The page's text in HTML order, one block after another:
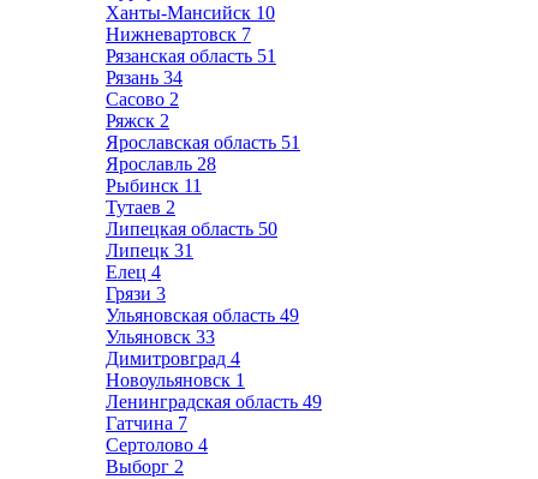
Ханты-Мансийск 10
Нижневартовск 7
Рязанская область 51
Рязань 34
Сасово 2
Ряжск 2
Ярославская область 51
Ярославль 28
Рыбинск 11
Тутаев 2
Липецкая область 50
Липецк 31
Елец 4
Грязи 3
Ульяновская область 49
Ульяновск 33
Димитровград 4
Новоульяновск 1
Ленинградская область 49
Гатчина 7
Сертолово 4
Выборг 2